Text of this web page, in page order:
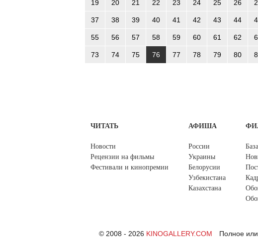
19 20 21 22 23 24 25 26
37 38 39 40 41 42 43 44
55 56 57 58 59 60 61 62
73 74 75 76 77 78 79 80
ЧИТАТЬ
Новости
Рецензии на фильмы
Фестивали и кинопремии
АФИША
России
Украины
Белорусии
Узбекистана
Казахстана
© 2008 - 2026 KINOGALLERY.COM
Полное